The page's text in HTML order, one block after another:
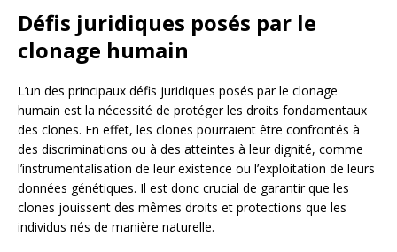
Défis juridiques posés par le
clonage humain
L’un des principaux défis juridiques posés par le clonage
humain est la nécessité de protéger les droits fondamentaux
des clones. En effet, les clones pourraient être confrontés à
des discriminations ou à des atteintes à leur dignité, comme
l’instrumentalisation de leur existence ou l’exploitation de leurs
données génétiques. Il est donc crucial de garantir que les
clones jouissent des mêmes droits et protections que les
individus nés de manière naturelle.